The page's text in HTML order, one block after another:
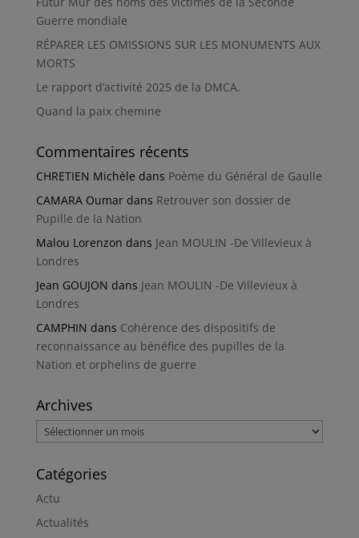
Guerre mondiale
RÉPARER LES OMISSIONS SUR LES MONUMENTS AUX
MORTS
Le rapport d’activité 2025 de la DMCA.
Quand la paix chemine
Commentaires récents
CHRETIEN Michèle dans Poème du Général de Gaulle
CAMARA Oumardans Retrouver son dossier de
Pupille de la Nation
Malou Lorenzon dans Jean MOULIN -De Villevieux à
Londres
Jean GOUJON dans Jean MOULIN -De Villevieux à
Londres
CAMPHIN dans Cohérence des dispositifs de
reconnaissance au bénéfice des pupilles de la
Nation et orphelins de guerre
Archives
Archives
Catégories
Actu
Actualités